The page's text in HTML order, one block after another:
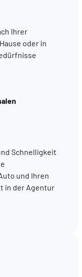
Ihrer
oder in
Schnelligkeit
und Ihren
in der Agentur